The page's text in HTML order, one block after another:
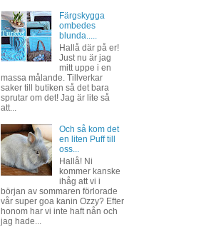
Färgskygga
ombedes
blunda.....
Hallå där på er!
Just nu är jag
mitt uppe i en
massa målande. Tillverkar
saker till butiken så det bara
sprutar om det! Jag är lite så
att...
Och så kom det
en liten Puff till
oss...
Hallå! Ni
kommer kanske
ihåg att vi i
början av sommaren förlorade
vår super goa kanin Ozzy? Efter
honom har vi inte haft nån och
jag hade...